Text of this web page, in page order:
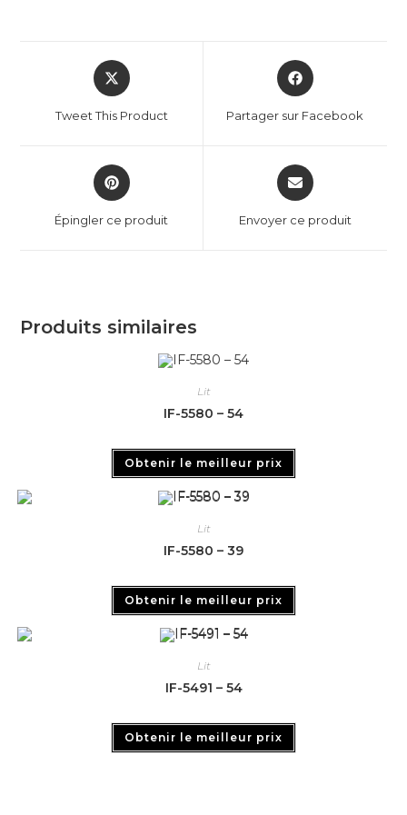
Tweet This Product Partager sur Facebook
Épingler ce produit Envoyer ce produit
Produits similaires
Lit
IF-5580 – 54
Obtenir le meilleur prix
Lit
IF-5580 – 39
Obtenir le meilleur prix
Lit
IF-5491 – 54
Obtenir le meilleur prix